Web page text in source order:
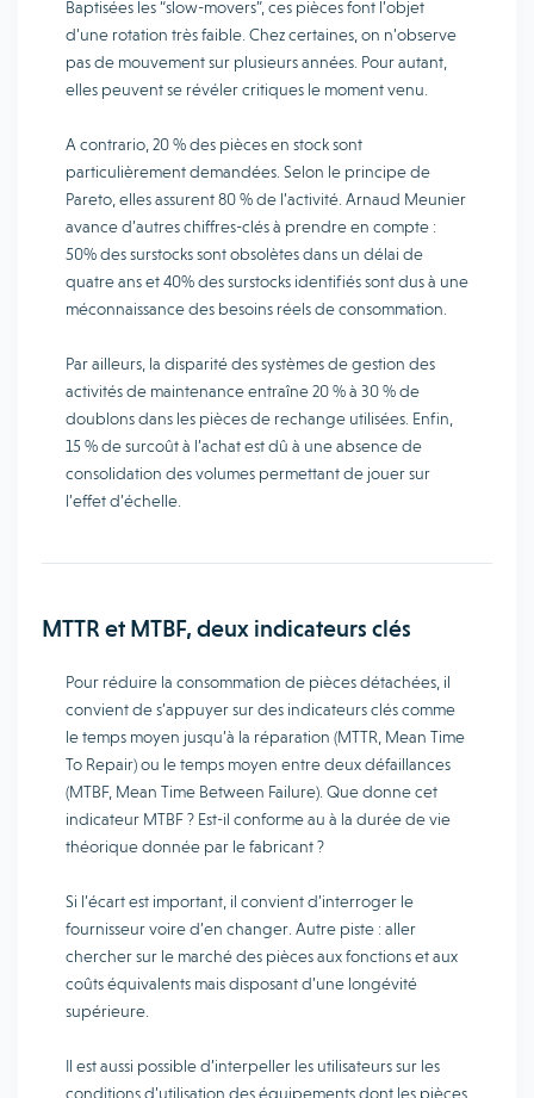
Baptisées les “slow-movers”, ces pièces font l’objet
d’une rotation très faible. Chez certaines, on n’observe
pas de mouvement sur plusieurs années. Pour autant,
elles peuvent se révéler critiques le moment venu.
A contrario, 20 % des pièces en stock sont
particulièrement demandées. Selon le principe de
Pareto, elles assurent 80 % de l’activité. Arnaud Meunier
avance d’autres chiffres-clés à prendre en compte :
50% des surstocks sont obsolètes dans un délai de
quatre ans et 40% des surstocks identifiés sont dus à une
méconnaissance des besoins réels de consommation.
Par ailleurs, la disparité des systèmes de gestion des
activités de maintenance entraîne 20 % à 30 % de
doublons dans les pièces de rechange utilisées. Enfin,
15 % de surcoût à l’achat est dû à une absence de
consolidation des volumes permettant de jouer sur
l’effet d’échelle.
MTTR et MTBF, deux indicateurs clés
Pour réduire la consommation de pièces détachées, il
convient de s’appuyer sur des indicateurs clés comme
le temps moyen jusqu’à la réparation (MTTR, Mean Time
To Repair) ou le temps moyen entre deux défaillances
(MTBF, Mean Time Between Failure). Que donne cet
indicateur MTBF ? Est-il conforme au à la durée de vie
théorique donnée par le fabricant ?
Si l’écart est important, il convient d’interroger le
fournisseur voire d’en changer. Autre piste : aller
chercher sur le marché des pièces aux fonctions et aux
coûts équivalents mais disposant d’une longévité
supérieure.
Il est aussi possible d’interpeller les utilisateurs sur les
conditions d’utilisation des équipements dont les pièces